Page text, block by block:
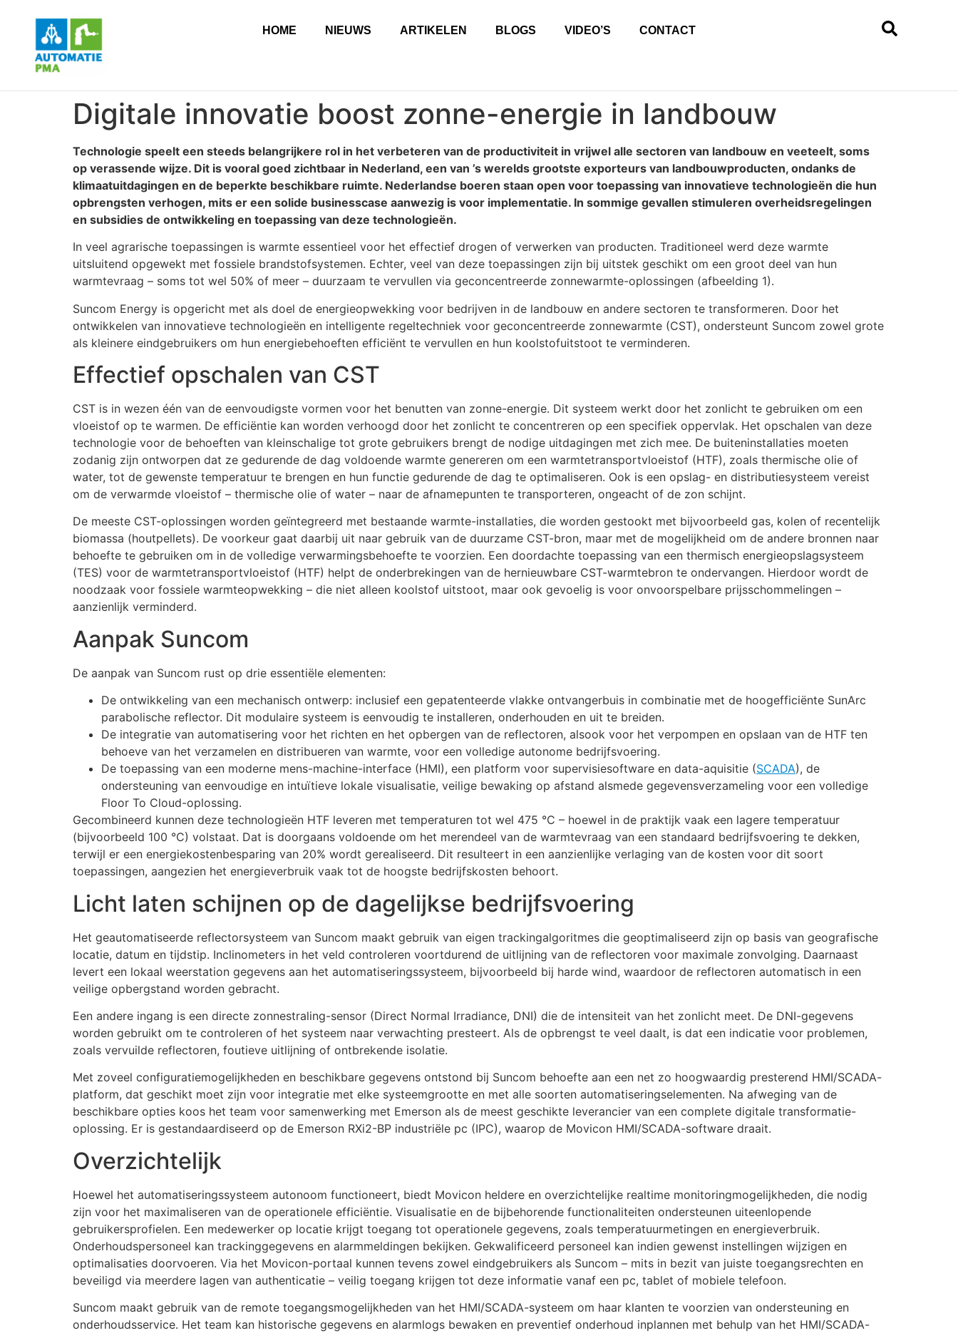
HOME NIEUWS ARTIKELEN BLOGS VIDEO’S CONTACT
Digitale innovatie boost zonne-energie in landbouw
Technologie speelt een steeds belangrijkere rol in het verbeteren van de productiviteit in vrijwel alle sectoren van landbouw en veeteelt, soms
op verassende wijze. Dit is vooral goed zichtbaar in Nederland, een van ’s werelds grootste exporteurs van landbouwproducten, ondanks de
klimaatuitdagingen en de beperkte beschikbare ruimte. Nederlandse boeren staan open voor toepassing van innovatieve technologieën die hun
opbrengsten verhogen, mits er een solide businesscase aanwezig is voor implementatie. In sommige gevallen stimuleren overheidsregelingen
en subsidies de ontwikkeling en toepassing van deze technologieën.
In veel agrarische toepassingen is warmte essentieel voor het effectief drogen of verwerken van producten. Traditioneel werd deze warmte
uitsluitend opgewekt met fossiele brandstofsystemen. Echter, veel van deze toepassingen zijn bij uitstek geschikt om een groot deel van hun
warmtevraag – soms tot wel 50% of meer – duurzaam te vervullen via geconcentreerde zonnewarmte-oplossingen (afbeelding 1).
Suncom Energy is opgericht met als doel de energieopwekking voor bedrijven in de landbouw en andere sectoren te transformeren. Door het
ontwikkelen van innovatieve technologieën en intelligente regeltechniek voor geconcentreerde zonnewarmte (CST), ondersteunt Suncom zowel grote
als kleinere eindgebruikers om hun energiebehoeften efficiënt te vervullen en hun koolstofuitstoot te verminderen.
Effectief opschalen van CST
CST is in wezen één van de eenvoudigste vormen voor het benutten van zonne-energie. Dit systeem werkt door het zonlicht te gebruiken om een
vloeistof op te warmen. De efficiëntie kan worden verhoogd door het zonlicht te concentreren op een specifiek oppervlak. Het opschalen van deze
technologie voor de behoeften van kleinschalige tot grote gebruikers brengt de nodige uitdagingen met zich mee. De buiteninstallaties moeten
zodanig zijn ontworpen dat ze gedurende de dag voldoende warmte genereren om een warmtetransportvloeistof (HTF), zoals thermische olie of
water, tot de gewenste temperatuur te brengen en hun functie gedurende de dag te optimaliseren. Ook is een opslag- en distributiesysteem vereist
om de verwarmde vloeistof – thermische olie of water – naar de afnamepunten te transporteren, ongeacht of de zon schijnt.
De meeste CST-oplossingen worden geïntegreerd met bestaande warmte-installaties, die worden gestookt met bijvoorbeeld gas, kolen of recentelijk
biomassa (houtpellets). De voorkeur gaat daarbij uit naar gebruik van de duurzame CST-bron, maar met de mogelijkheid om de andere bronnen naar
behoefte te gebruiken om in de volledige verwarmingsbehoefte te voorzien. Een doordachte toepassing van een thermisch energieopslagsysteem
(TES) voor de warmtetransportvloeistof (HTF) helpt de onderbrekingen van de hernieuwbare CST-warmtebron te ondervangen. Hierdoor wordt de
noodzaak voor fossiele warmteopwekking – die niet alleen koolstof uitstoot, maar ook gevoelig is voor onvoorspelbare prijsschommelingen –
aanzienlijk verminderd.
Aanpak Suncom
De aanpak van Suncom rust op drie essentiële elementen:
De ontwikkeling van een mechanisch ontwerp: inclusief een gepatenteerde vlakke ontvangerbuis in combinatie met de hoogefficiënte SunArc
parabolische reflector. Dit modulaire systeem is eenvoudig te installeren, onderhouden en uit te breiden.
De integratie van automatisering voor het richten en het opbergen van de reflectoren, alsook voor het verpompen en opslaan van de HTF ten
behoeve van het verzamelen en distribueren van warmte, voor een volledige autonome bedrijfsvoering.
De toepassing van een moderne mens-machine-interface (HMI), een platform voor supervisiesoftware en data-aquisitie (SCADA), de
ondersteuning van eenvoudige en intuïtieve lokale visualisatie, veilige bewaking op afstand alsmede gegevensverzameling voor een volledige
Floor To Cloud-oplossing.
Gecombineerd kunnen deze technologieën HTF leveren met temperaturen tot wel 475 °C – hoewel in de praktijk vaak een lagere temperatuur
(bijvoorbeeld 100 °C) volstaat. Dat is doorgaans voldoende om het merendeel van de warmtevraag van een standaard bedrijfsvoering te dekken,
terwijl er een energiekostenbesparing van 20% wordt gerealiseerd. Dit resulteert in een aanzienlijke verlaging van de kosten voor dit soort
toepassingen, aangezien het energieverbruik vaak tot de hoogste bedrijfskosten behoort.
Licht laten schijnen op de dagelijkse bedrijfsvoering
Het geautomatiseerde reflectorsysteem van Suncom maakt gebruik van eigen trackingalgoritmes die geoptimaliseerd zijn op basis van geografische
locatie, datum en tijdstip. Inclinometers in het veld controleren voortdurend de uitlijning van de reflectoren voor maximale zonvolging. Daarnaast
levert een lokaal weerstation gegevens aan het automatiseringssysteem, bijvoorbeeld bij harde wind, waardoor de reflectoren automatisch in een
veilige opbergstand worden gebracht.
Een andere ingang is een directe zonnestraling-sensor (Direct Normal Irradiance, DNI) die de intensiteit van het zonlicht meet. De DNI-gegevens
worden gebruikt om te controleren of het systeem naar verwachting presteert. Als de opbrengst te veel daalt, is dat een indicatie voor problemen,
zoals vervuilde reflectoren, foutieve uitlijning of ontbrekende isolatie.
Met zoveel configuratiemogelijkheden en beschikbare gegevens ontstond bij Suncom behoefte aan een net zo hoogwaardig presterend HMI/SCADA-
platform, dat geschikt moet zijn voor integratie met elke systeemgrootte en met alle soorten automatiseringselementen. Na afweging van de
beschikbare opties koos het team voor samenwerking met Emerson als de meest geschikte leverancier van een complete digitale transformatie-
oplossing. Er is gestandaardiseerd op de Emerson RXi2-BP industriële pc (IPC), waarop de Movicon HMI/SCADA-software draait.
Overzichtelijk
Hoewel het automatiseringssysteem autonoom functioneert, biedt Movicon heldere en overzichtelijke realtime monitoringmogelijkheden, die nodig
zijn voor het maximaliseren van de operationele efficiëntie. Visualisatie en de bijbehorende functionaliteiten ondersteunen uiteenlopende
gebruikersprofielen. Een medewerker op locatie krijgt toegang tot operationele gegevens, zoals temperatuurmetingen en energieverbruik.
Onderhoudspersoneel kan trackinggegevens en alarmmeldingen bekijken. Gekwalificeerd personeel kan indien gewenst instellingen wijzigen en
optimalisaties doorvoeren. Via het Movicon-portaal kunnen tevens zowel eindgebruikers als Suncom – mits in bezit van juiste toegangsrechten en
beveiligd via meerdere lagen van authenticatie – veilig toegang krijgen tot deze informatie vanaf een pc, tablet of mobiele telefoon.
Suncom maakt gebruik van de remote toegangsmogelijkheden van het HMI/SCADA-systeem om haar klanten te voorzien van ondersteuning en
onderhoudsservice. Het team kan historische gegevens en alarmlogs bewaken en preventief onderhoud inplannen met behulp van het HMI/SCADA-